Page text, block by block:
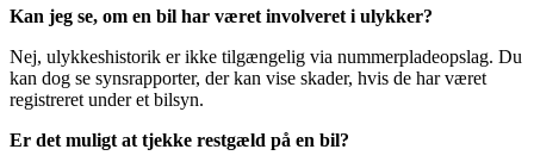
Kan jeg se, om en bil har været involveret i ulykker?
Nej, ulykkeshistorik er ikke tilgængelig via nummerpladeopslag. Du
kan dog se synsrapporter, der kan vise skader, hvis de har været
registreret under et bilsyn​.
Er det muligt at tjekke restgæld på en bil?